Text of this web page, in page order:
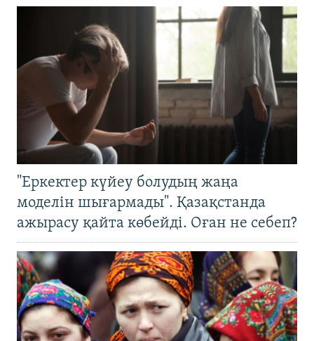
"Еркектер күйеу болудың жаңа
моделін шығармады". Қазақстанда
ажырасу қайта көбейді. Оған не себеп?